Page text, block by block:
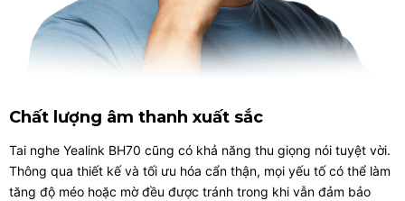
Chất lượng âm thanh xuất sắc
Tai nghe Yealink BH70 cũng có khả năng thu giọng nói tuyệt vời.
Thông qua thiết kế và tối ưu hóa cẩn thận, mọi yếu tố có thể làm
tăng độ méo hoặc mờ đều được tránh trong khi vẫn đảm bảo